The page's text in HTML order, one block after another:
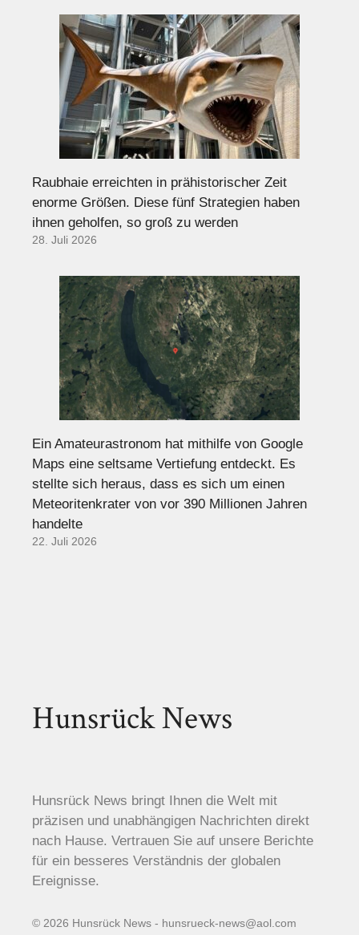
Raubhaie erreichten in prähistorischer Zeit
enorme Größen. Diese fünf Strategien haben
ihnen geholfen, so groß zu werden
28. Juli 2026
Ein Amateurastronom hat mithilfe von Google
Maps eine seltsame Vertiefung entdeckt. Es
stellte sich heraus, dass es sich um einen
Meteoritenkrater von vor 390 Millionen Jahren
handelte
22. Juli 2026
Hunsrück News
Hunsrück News bringt Ihnen die Welt mit
präzisen und unabhängigen Nachrichten direkt
nach Hause. Vertrauen Sie auf unsere Berichte
für ein besseres Verständnis der globalen
Ereignisse.
© 2026 Hunsrück News - hunsrueck-news@aol.com